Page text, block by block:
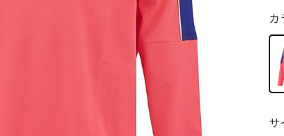
カ
サ